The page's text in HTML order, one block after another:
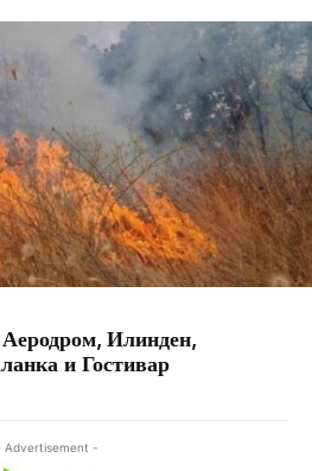
Илинден,
и Гостивар
Advertisement -